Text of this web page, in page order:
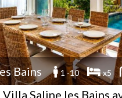
Bains 1 -10 x5
Saline les Bains